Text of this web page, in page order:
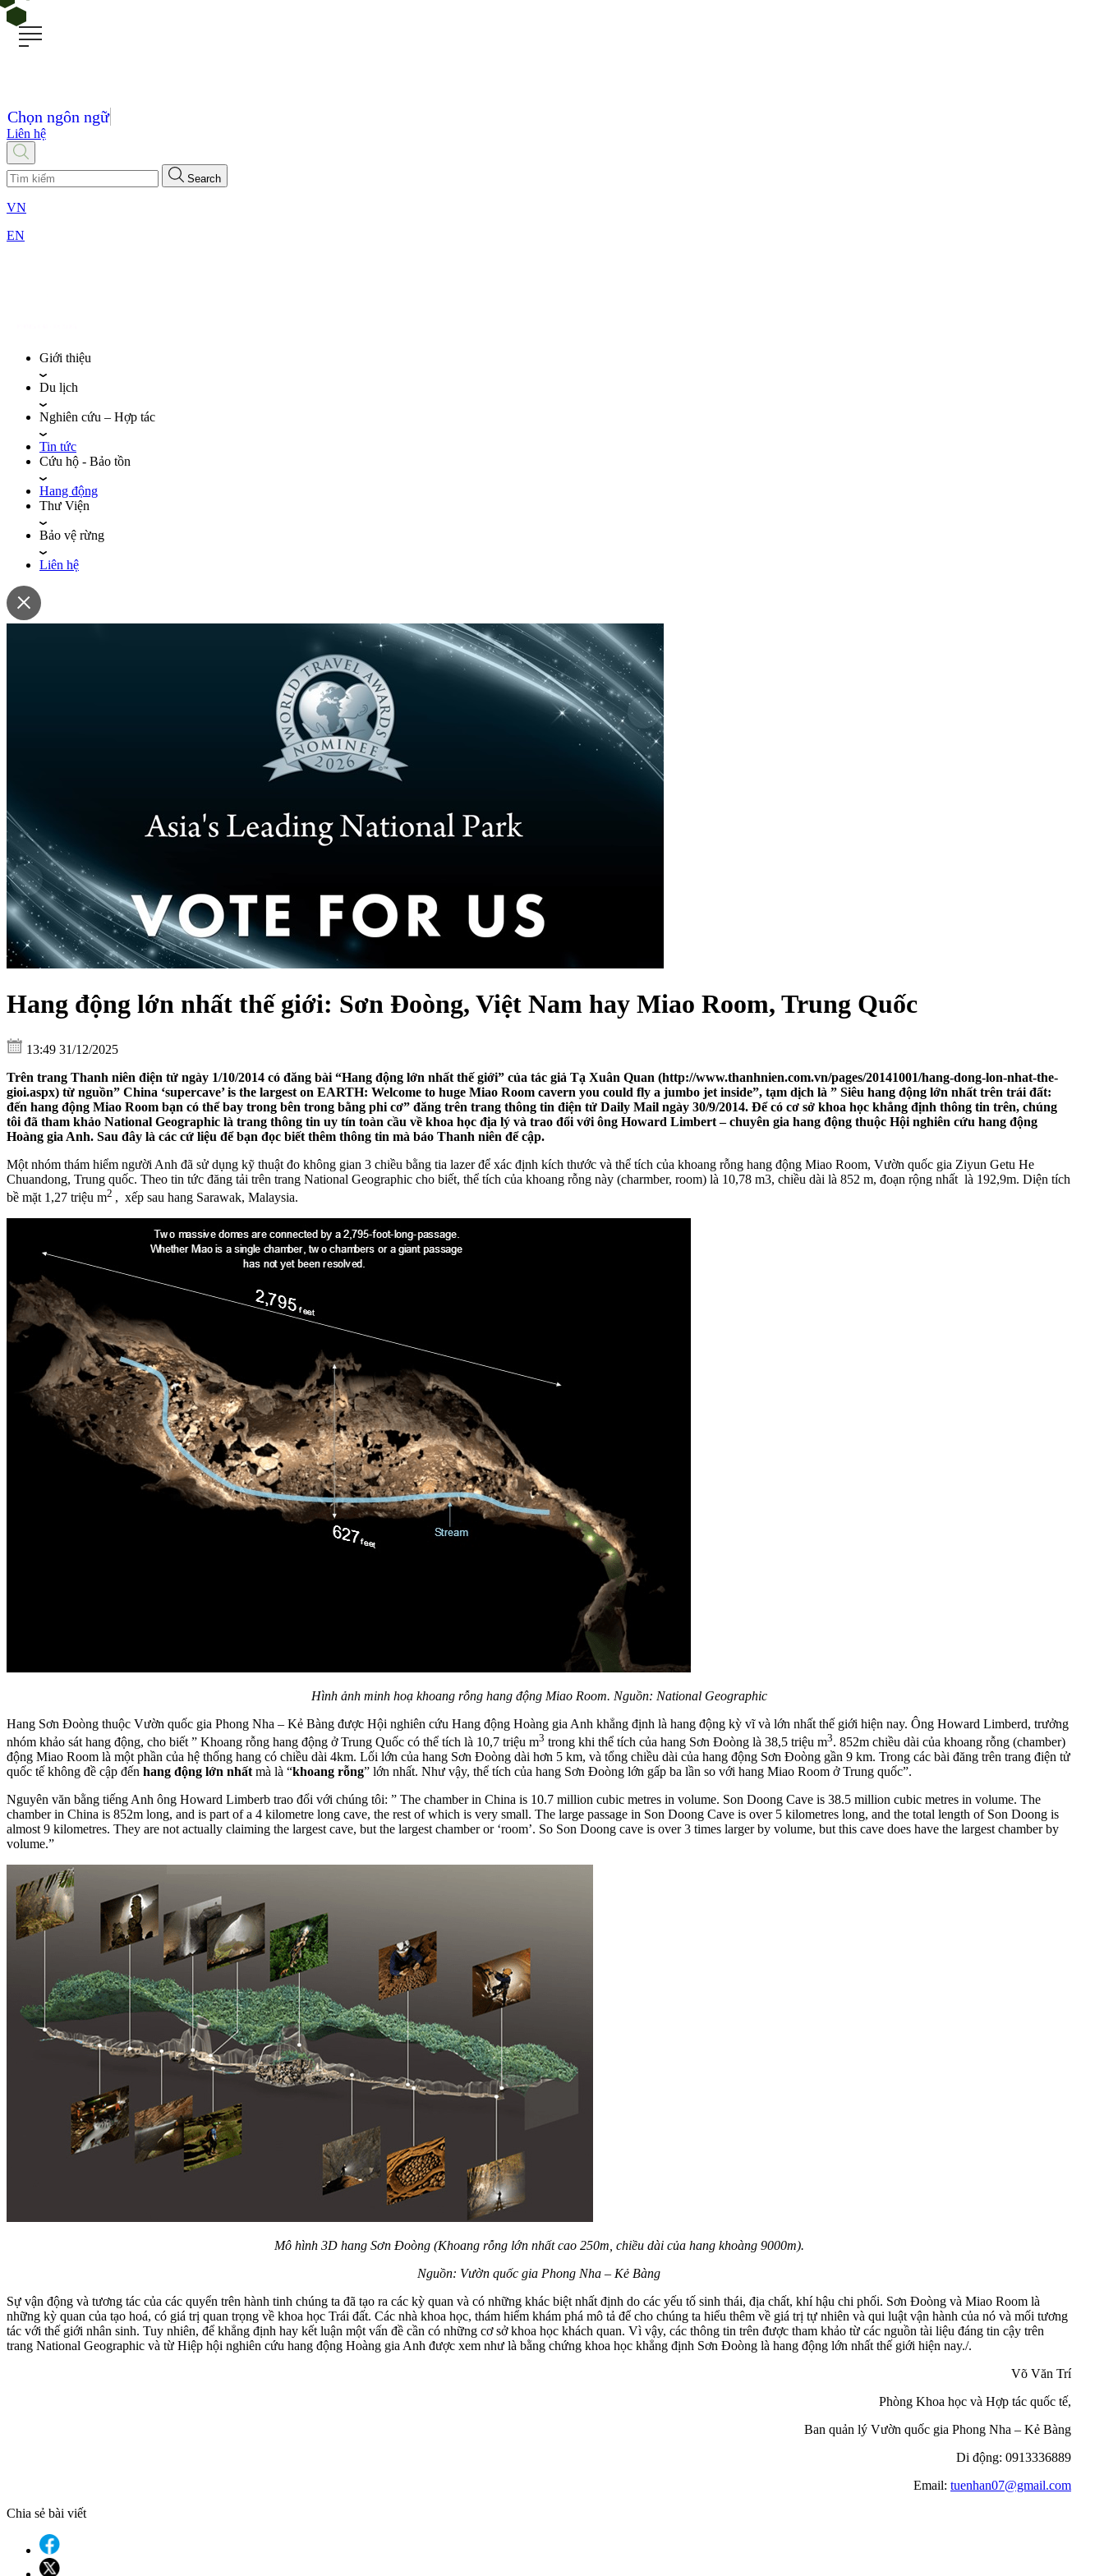
Chọn ngôn ngữ
Liên hệ
Search
VN
EN
Giới thiệu
Du lịch
Nghiên cứu – Hợp tác
Tin tức
Cứu hộ - Bảo tồn
Hang động
Thư Viện
Bảo vệ rừng
Liên hệ
Hang động lớn nhất thế giới: Sơn Đoòng, Việt Nam hay Miao Room, Trung Quốc
13:49 31/12/2025
Trên trang Thanh niên điện tử ngày 1/10/2014 có đăng bài “Hang động lớn nhất thế giới” của tác giả Tạ Xuân Quan (http://www.thanhnien.com.vn/pages/20141001/hang-dong-lon-nhat-the-
gioi.aspx) từ nguồn” China ‘supercave’ is the largest on EARTH: Welcome to huge Miao Room cavern you could fly a jumbo jet inside”, tạm dịch là ” Siêu hang động lớn nhất trên trái đất:
đến hang động Miao Room bạn có thể bay trong bên trong bằng phi cơ” đăng trên trang thông tin điện tử Daily Mail ngày 30/9/2014. Để có cơ sở khoa học khẳng định thông tin trên, chúng
tôi đã tham khảo National Geographic là trang thông tin uy tín toàn cầu về khoa học địa lý và trao đổi với ông Howard Limbert – chuyên gia hang động thuộc Hội nghiên cứu hang động
Hoàng gia Anh. Sau đây là các cứ liệu để bạn đọc biết thêm thông tin mà báo Thanh niên để cập.
Một nhóm thám hiểm người Anh đã sử dụng kỹ thuật đo không gian 3 chiều bằng tia lazer để xác định kích thước và thể tích của khoang rỗng hang động Miao Room, Vườn quốc gia Ziyun Getu He
Chuandong, Trung quốc. Theo tin tức đăng tải trên trang National Geographic cho biết, thể tích của khoang rỗng này (charmber, room) là 10,78 m3, chiều dài là 852 m, đoạn rộng nhất là 192,9m. Diện tích
bề mặt 1,27 triệu m2 , xếp sau hang Sarawak, Malaysia.
Hình ảnh minh hoạ khoang rỗng hang động Miao Room. Nguồn: National Geographic
Hang Sơn Đoòng thuộc Vườn quốc gia Phong Nha – Kẻ Bàng được Hội nghiên cứu Hang động Hoàng gia Anh khẳng định là hang động kỳ vĩ và lớn nhất thế giới hiện nay. Ông Howard Limberd, trưởng
nhóm khảo sát hang động, cho biết ” Khoang rỗng hang động ở Trung Quốc có thể tích là 10,7 triệu m3 trong khi thể tích của hang Sơn Đoòng là 38,5 triệu m3. 852m chiều dài của khoang rỗng (chamber)
động Miao Room là một phần của hệ thống hang có chiều dài 4km. Lối lớn của hang Sơn Đoòng dài hơn 5 km, và tổng chiều dài của hang động Sơn Đoòng gần 9 km. Trong các bài đăng trên trang điện tử
quốc tế không đề cập đến hang động lớn nhất mà là “khoang rỗng” lớn nhất. Như vậy, thể tích của hang Sơn Đoòng lớn gấp ba lần so với hang Miao Room ở Trung quốc”.
Nguyên văn bằng tiếng Anh ông Howard Limberb trao đổi với chúng tôi: ” The chamber in China is 10.7 million cubic metres in volume. Son Doong Cave is 38.5 million cubic metres in volume. The
chamber in China is 852m long, and is part of a 4 kilometre long cave, the rest of which is very small. The large passage in Son Doong Cave is over 5 kilometres long, and the total length of Son Doong is
almost 9 kilometres. They are not actually claiming the largest cave, but the largest chamber or ‘room’. So Son Doong cave is over 3 times larger by volume, but this cave does have the largest chamber by
volume.”
Mô hình 3D hang Sơn Đoòng (Khoang rỗng lớn nhất cao 250m, chiều dài của hang khoàng 9000m).
Nguồn: Vườn quốc gia Phong Nha – Kẻ Bàng
Sự vận động và tương tác của các quyển trên hành tinh chúng ta đã tạo ra các kỳ quan và có những khác biệt nhất định do các yếu tố sinh thái, địa chất, khí hậu chi phối. Sơn Đoòng và Miao Room là
những kỳ quan của tạo hoá, có giá trị quan trọng về khoa học Trái đất. Các nhà khoa học, thám hiểm khám phá mô tả để cho chúng ta hiểu thêm về giá trị tự nhiên và qui luật vận hành của nó và mối tương
tác với thế giới nhân sinh. Tuy nhiên, để khẳng định hay kết luận một vấn đề cần có những cơ sở khoa học khách quan. Vì vậy, các thông tin trên được tham khảo từ các nguồn tài liệu đáng tin cậy trên
trang National Geographic và từ Hiệp hội nghiên cứu hang động Hoàng gia Anh được xem như là bằng chứng khoa học khẳng định Sơn Đoòng là hang động lớn nhất thế giới hiện nay./.
Võ Văn Trí
Phòng Khoa học và Hợp tác quốc tế,
Ban quản lý Vườn quốc gia Phong Nha – Kẻ Bàng
Di động: 0913336889
Email: tuenhan07@gmail.com
Chia sẻ bài viết